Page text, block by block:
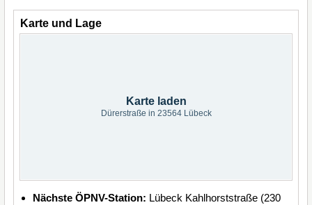
Karte und Lage
Karte laden
Dürerstraße in 23564 Lübeck
Nächste ÖPNV-Station: Lübeck Kahlhorststraße (230